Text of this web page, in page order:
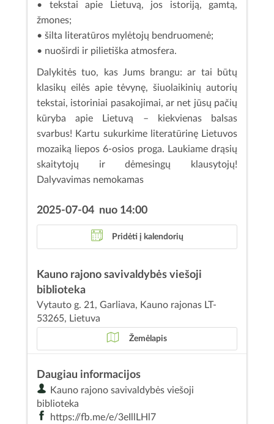
• tekstai apie Lietuvą, jos istoriją, gamtą,
žmones;
• šilta literatūros mylėtojų bendruomenė;
• nuoširdi ir pilietiška atmosfera.
Dalykitės tuo, kas Jums brangu: ar tai būtų
klasikų eilės apie tėvynę, šiuolaikinių autorių
tekstai, istoriniai pasakojimai, ar net jūsų pačių
kūryba apie Lietuvą – kiekvienas balsas
svarbus! Kartu sukurkime literatūrinę Lietuvos
mozaiką liepos 6-osios proga. Laukiame drąsių
skaitytojų ir dėmesingų klausytojų!
Dalyvavimas nemokamas
2025-07-04 nuo 14:00
Pridėti į kalendorių
Kauno rajono savivaldybės viešoji
biblioteka
Vytauto g. 21, Garliava, Kauno rajonas LT-
53265, Lietuva
Žemėlapis
Daugiau informacijos
Kauno rajono savivaldybės viešoji
biblioteka
https://fb.me/e/3eIllLHl7